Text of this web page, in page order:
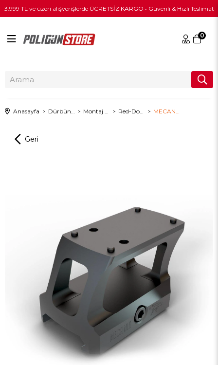
3.999 TL ve üzeri alışverişlerde ÜCRETSİZ KARGO • Güvenli & Hızlı Teslimat
0
Anasayfa